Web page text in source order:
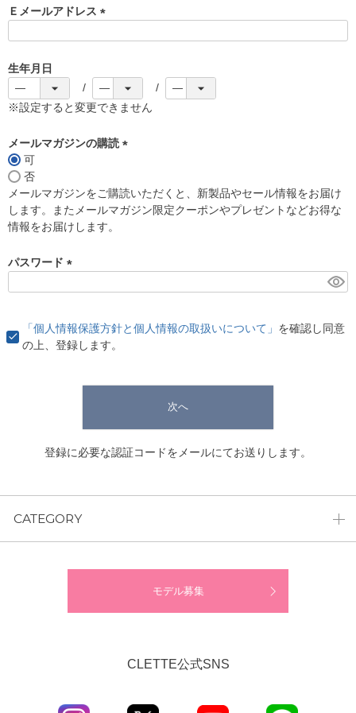
)
Ｅメールアドレス
)
生年月日
※設定すると変更できません
メールマガジンの購読
須
)
可
否
メールマガジンをご購読いただくと、新製品やセール情報をお届け
します。またメールマガジン限定クーポンやプレゼントなどお得な
情報をお届けします。
パスワード
)
「個人情報保護方針と個人情報の取扱いについて」 を確認し同意
の上、登録します。
次へ
登録に必要な認証コードをメールにてお送りします。
CATEGORY
モデル募集
CLETTE公式SNS